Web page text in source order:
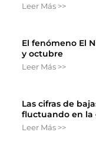
Leer Más >>
El fenómeno El
y octubre
Leer Más >>
Las cifras de
fluctuando en la
Leer Más >>